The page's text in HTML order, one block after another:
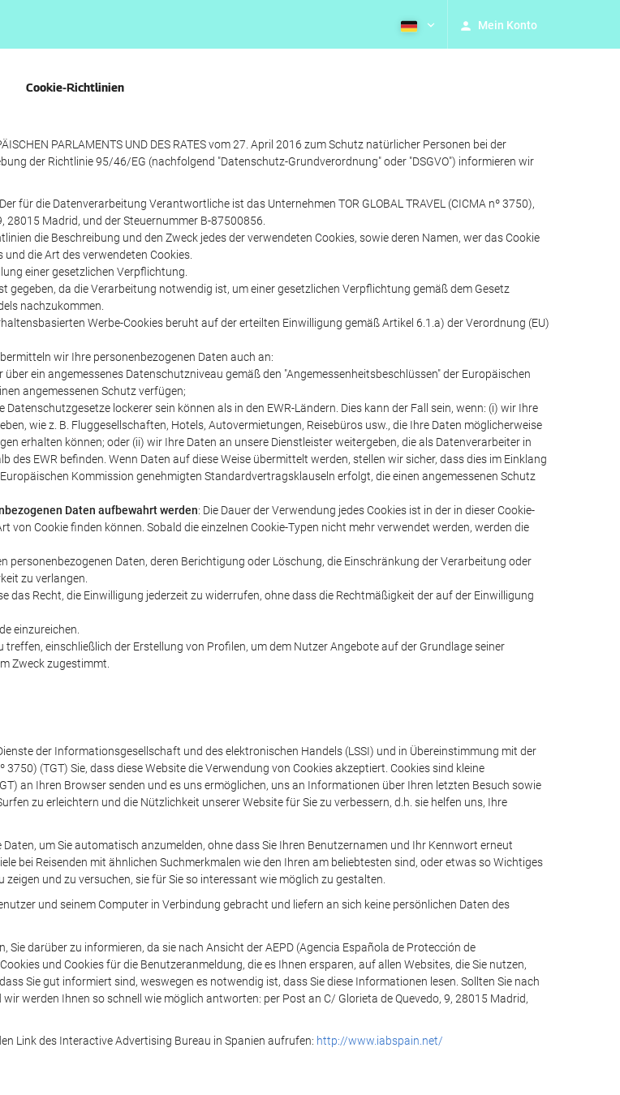
Mein Konto
Cookie-Richtlinien
PARLAMENTS UND DES RATES vom 27. April 2016 zum Schutz natürlicher Personen bei der
der Richtlinie 95/46/EG (nachfolgend "Datenschutz-Grundverordnung" oder "DSGVO") informieren wir
für die Datenverarbeitung Verantwortliche ist das Unternehmen TOR GLOBAL TRAVEL (CICMA nº 3750),
28015 Madrid, und der Steuernummer B-87500856.
die Beschreibung und den Zweck jedes der verwendeten Cookies, sowie deren Namen, wer das Cookie
die Art des verwendeten Cookies.
einer gesetzlichen Verpflichtung.
da die Verarbeitung notwendig ist, um einer gesetzlichen Verpflichtung gemäß dem Gesetz
nachzukommen.
Werbe-Cookies beruht auf der erteilten Einwilligung gemäß Artikel 6.1.a) der Verordnung (EU)
wir Ihre personenbezogenen Daten auch an:
ein angemessenes Datenschutzniveau gemäß den "Angemessenheitsbeschlüssen" der Europäischen
angemessenen Schutz verfügen;
lockerer sein können als in den EWR-Ländern. Dies kann der Fall sein, wenn: (i) wir Ihre
wie z. B. Fluggesellschaften, Hotels, Autovermietungen, Reisebüros usw., die Ihre Daten möglicherweise
erhalten können; oder (ii) wir Ihre Daten an unsere Dienstleister weitergeben, die als Datenverarbeiter in
EWR befinden. Wenn Daten auf diese Weise übermittelt werden, stellen wir sicher, dass dies im Einklang
Kommission genehmigten Standardvertragsklauseln erfolgt, die einen angemessenen Schutz
Daten aufbewahrt werden: Die Dauer der Verwendung jedes Cookies ist in der in dieser Cookie-
von Cookie finden können. Sobald die einzelnen Cookie-Typen nicht mehr verwendet werden, werden die
Daten, deren Berichtigung oder Löschung, die Einschränkung der Verarbeitung oder
zu verlangen.
Recht, die Einwilligung jederzeit zu widerrufen, ohne dass die Rechtmäßigkeit der auf der Einwilligung
einzureichen.
einschließlich der Erstellung von Profilen, um dem Nutzer Angebote auf der Grundlage seiner
Zweck zugestimmt.
der Informationsgesellschaft und des elektronischen Handels (LSSI) und in Übereinstimmung mit der
(TGT) Sie, dass diese Website die Verwendung von Cookies akzeptiert. Cookies sind kleine
an Ihren Browser senden und es uns ermöglichen, uns an Informationen über Ihren letzten Besuch sowie
zu erleichtern und die Nützlichkeit unserer Website für Sie zu verbessern, d.h. sie helfen uns, Ihre
um Sie automatisch anzumelden, ohne dass Sie Ihren Benutzernamen und Ihr Kennwort erneut
bei Reisenden mit ähnlichen Suchmerkmalen wie den Ihren am beliebtesten sind, oder etwas so Wichtiges
und zu versuchen, sie für Sie so interessant wie möglich zu gestalten.
und seinem Computer in Verbindung gebracht und liefern an sich keine persönlichen Daten des
darüber zu informieren, da sie nach Ansicht der AEPD (Agencia Española de Protección de
und Cookies für die Benutzeranmeldung, die es Ihnen ersparen, auf allen Websites, die Sie nutzen,
Sie gut informiert sind, weswegen es notwendig ist, dass Sie diese Informationen lesen. Sollten Sie nach
werden Ihnen so schnell wie möglich antworten: per Post an C/ Glorieta de Quevedo, 9, 28015 Madrid,
Link des Interactive Advertising Bureau in Spanien aufrufen: http://www.iabspain.net/